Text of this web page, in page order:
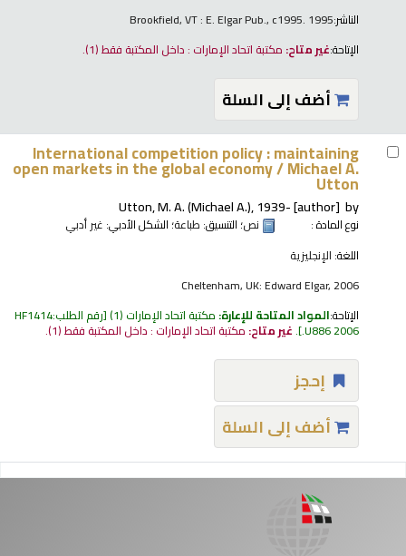
الناشر:Brookfield, VT : E. Elgar Pub., c1995. 1995
الإتاحة:غير متاح: مكتبة اتحاد الإمارات : داخل المكتبة فقط(1).
أضف إلى السلة
International competition policy : maintaining
open markets in the global economy /Michael A.
Utton
by
Utton, M. A. (Michael A.), 1939-[author]
نوع المادة : نص؛ التنسيق: طباعة؛ الشكل الأدبي: غير أدبي
اللغة: الإنجليزية
Cheltenham, UK: Edward Elgar, 2006
الإتاحة:المواد المتاحة للإعارة: مكتبة اتحاد الإمارات (1) رقم الطلب:HF1414
.U886 2006
.غير متاح:مكتبة اتحاد الإمارات : داخل المكتبة فقط(1).
إحجز
أضف إلى السلة